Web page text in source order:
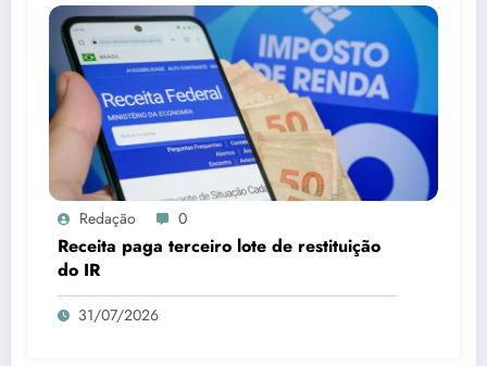
Redação 0
Receita paga terceiro lote de restituição
do IR
31/07/2026